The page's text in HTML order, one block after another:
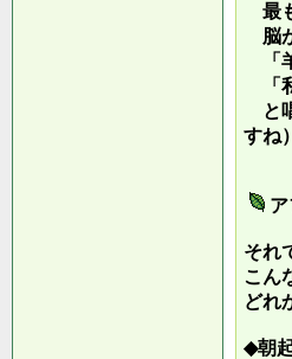
最
脳
「
「
と
すね）
それ
こん
どれ
◆朝